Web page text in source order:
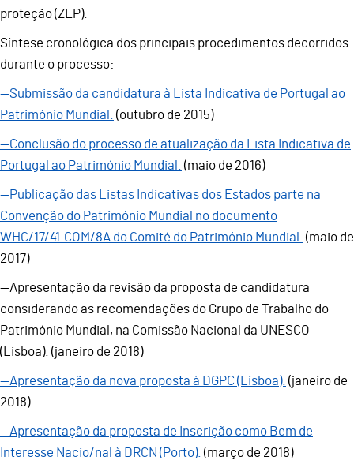
proteção (ZEP).
Síntese cronológica dos principais procedimentos decorridos
durante o processo:
—Submissão da candidatura à Lista Indicativa de Portugal ao
Património Mundial.
(outubro de 2015)
—Conclusão do processo de atualização da Lista Indicativa de
Portugal ao Património Mundial.
(maio de 2016)
—Publicação das Listas Indicativas dos Estados parte na
Convenção do Património Mundial no documento
WHC/17/41.COM/8A do Comité do Património Mundial.
(maio de
2017)
—Apresentação da revisão da proposta de candidatura
considerando as recomendações do Grupo de Trabalho do
Património Mundial, na Comissão Nacional da UNESCO
(Lisboa). (janeiro de 2018)
—Apresentação da nova proposta à DGPC (Lisboa). (janeiro de
2018)
—Apresentação da proposta de Inscrição como Bem de
Interesse Nacio/nal à DRCN (Porto). (março de 2018)